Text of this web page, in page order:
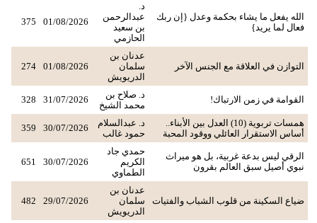
الله يفعل ما يشاء بحكمة وعدل {إن ربك
فعال لما يريد}
د.
عبدالرحمن
بن سعيد
الحازمي
01/08/2026
375
التوازن في العلاقة مع الجنس الآخر
عدنان بن
سلمان
الدريويش
01/08/2026
274
القوامة في زمن الارتباك!
د. صلاح بن
محمد الشيخ
31/07/2026
328
همسات تربوية (10) العدل بين الأبناء..
أساس الاستقرار العائلي ووقود المحبة
د. عبدالسلام
حمود غالب
30/07/2026
359
الرقي ليس بدعة غربية، بل هو ميراث
نبوي أصيل سبق العالم بقرون
حمدي جاد
الكريم
الطماوي
30/07/2026
651
ضياع السكينة من قلوب الشباب والفتيات
عدنان بن
سلمان
الدريويش
29/07/2026
482